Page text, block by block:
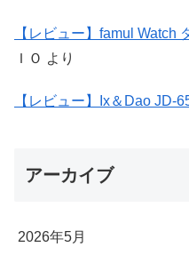
【レビュー】famul Watch
ＩＯ より
【レビュー】Ix＆Dao JD-
アーカイブ
2026年5月